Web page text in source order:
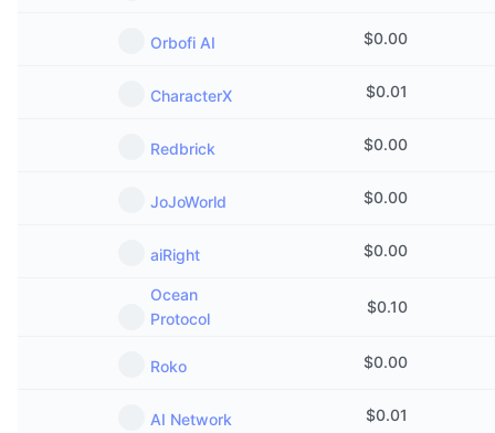
Orbofi AI $0.00
CharacterX $0.01
Redbrick $0.00
JoJoWorld $0.00
aiRight $0.00
Ocean
Protocol
$0.10
Roko $0.00
AI Network $0.01